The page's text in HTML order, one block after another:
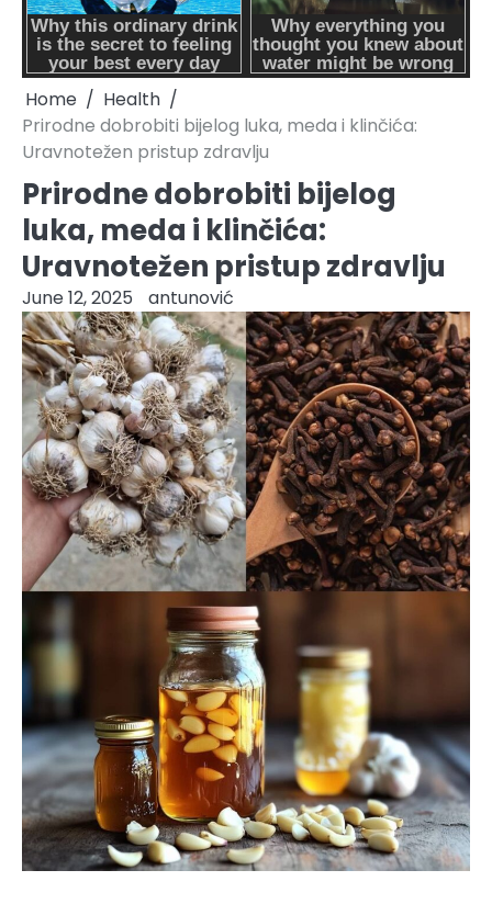
Home
Health
Prirodne dobrobiti bijelog luka, meda i klinčića:
Uravnotežen pristup zdravlju
Prirodne dobrobiti bijelog
luka, meda i klinčića:
Uravnotežen pristup zdravlju
June 12, 2025 antunović